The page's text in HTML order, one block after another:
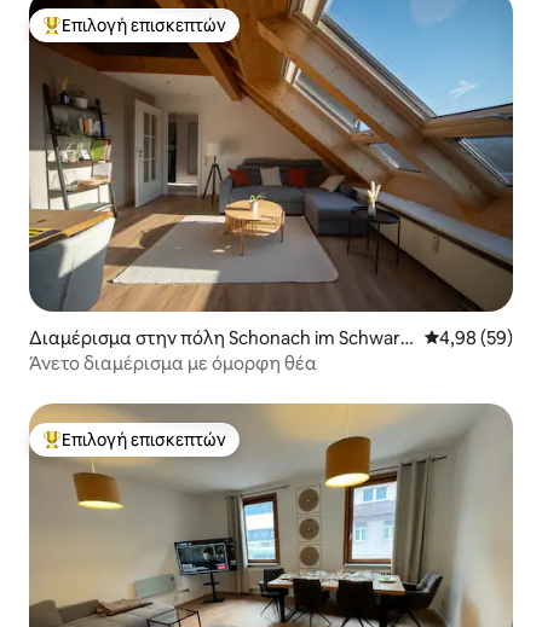
Κορυφαία επιλογή επισκεπτών
Επιλογή επισκεπτών
Διαμέρισμα στην πόλη Schonach im Schwarz
wald
Μέση
4,98 (59)
Άνετο διαμέρισμα με όμορφη θέα
Κορυφαία επιλογή επισκεπτών
Επιλογή επισκεπτών